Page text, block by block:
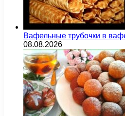
Вафельные трубочки в
08.08.2026